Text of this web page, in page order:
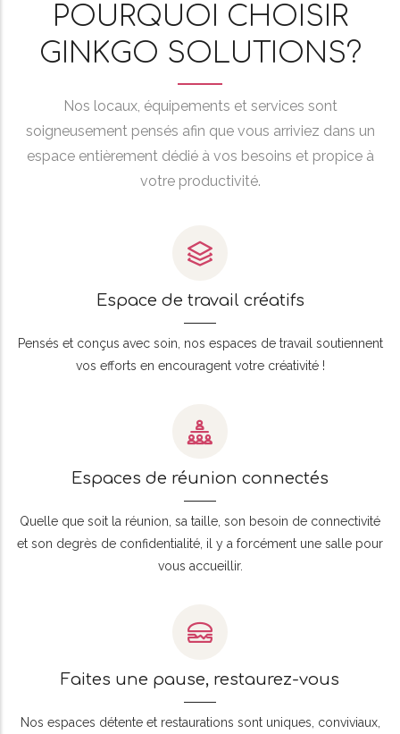
POURQUOI CHOISIR
GINKGO SOLUTIONS?
Nos locaux, équipements et services sont
soigneusement pensés afin que vous arriviez dans un
espace entièrement dédié à vos besoins et propice à
votre productivité.
Espace de travail créatifs
Pensés et conçus avec soin, nos espaces de travail soutiennent
vos efforts en encouragent votre créativité !
Espaces de réunion connectés
Quelle que soit la réunion, sa taille, son besoin de connectivité
et son degrès de confidentialité, il y a forcément une salle pour
vous accueillir.
Faites une pause, restaurez-vous
Nos espaces détente et restaurations sont uniques, conviviaux,